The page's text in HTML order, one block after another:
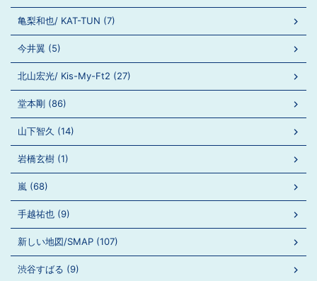
亀梨和也/ KAT-TUN (7)
今井翼 (5)
北山宏光/ Kis-My-Ft2 (27)
堂本剛 (86)
山下智久 (14)
岩橋玄樹 (1)
嵐 (68)
手越祐也 (9)
新しい地図/SMAP (107)
渋谷すばる (9)